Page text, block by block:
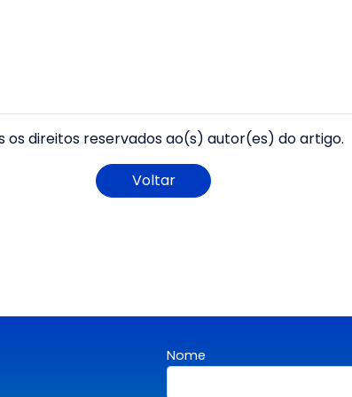
os direitos reservados ao(s) autor(es) do artigo.
Voltar
Nome